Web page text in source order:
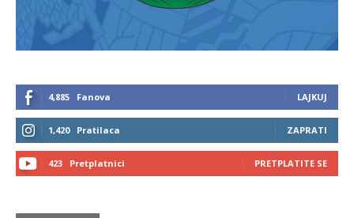
4,885 Fanova LAJKUJ
1,420 Pratilaca ZAPRATI
423 Pretplatnici PRETPLATITE SE